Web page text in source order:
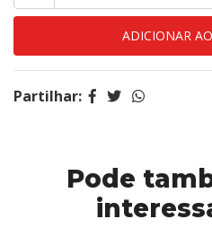
Partilhar:
Pode